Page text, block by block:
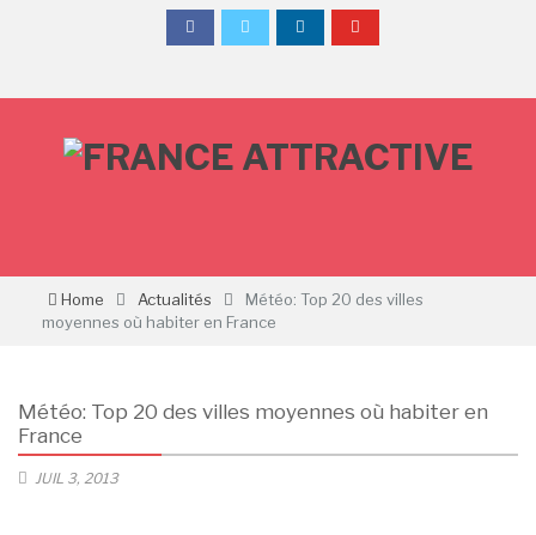
Home Actualités
Météo: Top 20 des villes
moyennes où habiter en France
Météo: Top 20 des villes moyennes où habiter en
France
JUIL 3, 2013